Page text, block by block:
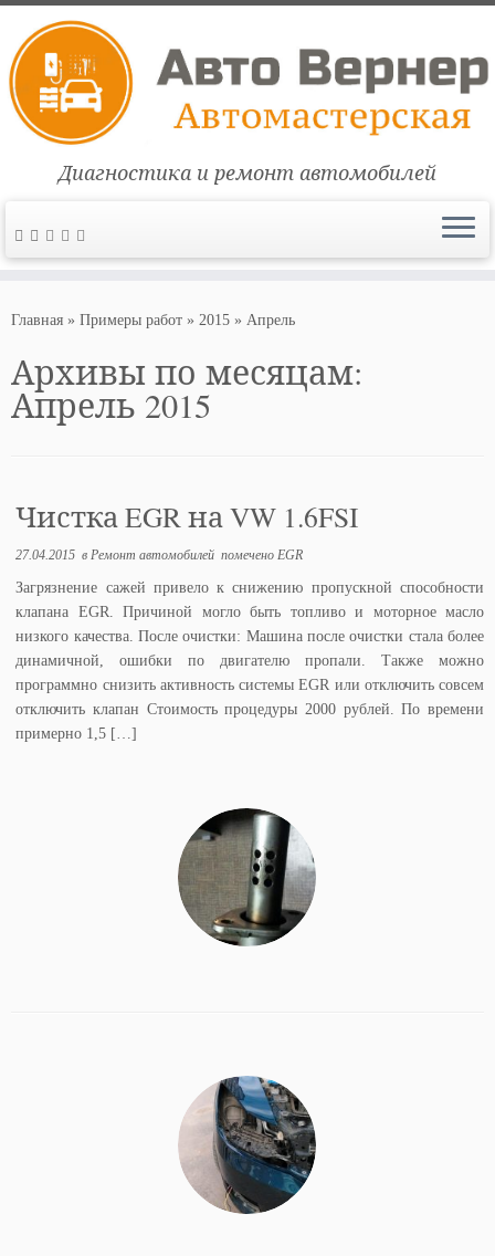
Диагностика и ремонт автомобилей
Главная » Примеры работ » 2015 » Апрель
Архивы по месяцам:
Апрель 2015
Чистка EGR на VW 1.6FSI
27.04.2015 в Ремонт автомобилей помечено EGR
Загрязнение сажей привело к снижению пропускной способности
клапана EGR. Причиной могло быть топливо и моторное масло
низкого качества. После очистки: Машина после очистки стала более
динамичной, ошибки по двигателю пропали. Также можно
программно снизить активность системы EGR или отключить совсем
отключить клапан Стоимость процедуры 2000 рублей. По времени
примерно 1,5 […]